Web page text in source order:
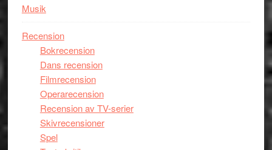
Musik
Recension
Bokrecension
Dans recension
Filmrecension
Operarecension
Recension av TV-serier
Skivrecensioner
Spel